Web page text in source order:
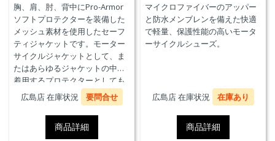
胸、肩、肘、背中にPro-Armor
ソフトプロテクターを装備した
メッシュ素材を使用したセーフ
ティジャケットです。モーター
サイクルジャケットとして、ま
たはあらゆるジャケットの中に
着用するプロテクターとしても
使用することができます。
広島店 在庫状況 要問合せ
商品詳細
マイクロファイバーのアッパー
と防水メンブレンを備えた快適
で軽量、保護性能の高いモータ
ーサイクルシューズ。
広島店 在庫状況 在庫あり
商品詳細